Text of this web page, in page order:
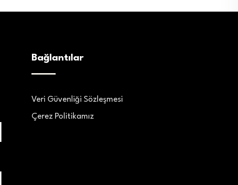
Bağlantılar
Veri Güvenliği Sözleşmesi
Çerez Politikamız